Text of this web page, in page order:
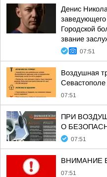
Денис
заведующего
Городской
звание
07:51
Воздушная
Севастополе
07:51
ПРИ
О
07:51
ВНИМАНИЕ
07:51